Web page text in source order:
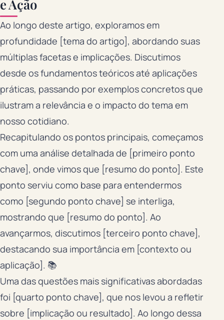
e Ação
Ao longo deste artigo, exploramos em
profundidade [tema do artigo], abordando suas
múltiplas facetas e implicações. Discutimos
desde os fundamentos teóricos até aplicações
práticas, passando por exemplos concretos que
ilustram a relevância e o impacto do tema em
nosso cotidiano.
Recapitulando os pontos principais, começamos
com uma análise detalhada de [primeiro ponto
chave], onde vimos que [resumo do ponto]. Este
ponto serviu como base para entendermos
como [segundo ponto chave] se interliga,
mostrando que [resumo do ponto]. Ao
avançarmos, discutimos [terceiro ponto chave],
destacando sua importância em [contexto ou
aplicação]. 📚
Uma das questões mais significativas abordadas
foi [quarto ponto chave], que nos levou a refletir
sobre [implicação ou resultado]. Ao longo dessa